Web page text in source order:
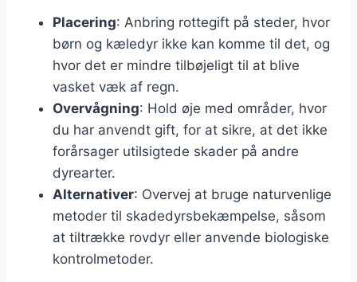
Placering: Anbring rottegift på steder, hvor
børn og kæledyr ikke kan komme til det, og
hvor det er mindre tilbøjeligt til at blive
vasket væk af regn.
Overvågning: Hold øje med områder, hvor
du har anvendt gift, for at sikre, at det ikke
forårsager utilsigtede skader på andre
dyrearter.
Alternativer: Overvej at bruge naturvenlige
metoder til skadedyrsbekæmpelse, såsom
at tiltrække rovdyr eller anvende biologiske
kontrolmetoder.